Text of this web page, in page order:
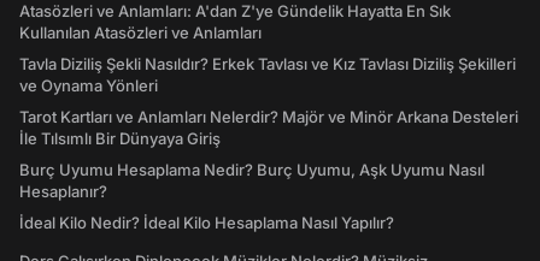
Atasözleri ve Anlamları: A'dan Z'ye Gündelik Hayatta En Sık
Kullanılan Atasözleri ve Anlamları
Tavla Diziliş Şekli Nasıldır? Erkek Tavlası ve Kız Tavlası Diziliş Şekilleri
ve Oynama Yönleri
Tarot Kartları ve Anlamları Nelerdir? Majör ve Minör Arkana Desteleri
İle Tılsımlı Bir Dünyaya Giriş
Burç Uyumu Hesaplama Nedir? Burç Uyumu, Aşk Uyumu Nasıl
Hesaplanır?
İdeal Kilo Nedir? İdeal Kilo Hesaplama Nasıl Yapılır?